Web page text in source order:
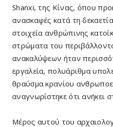
Shanxi, της Κίνας, όπου
ανασκαφές κατά τη
στοιχεία ανθρώπινης
στρώματα του
ανακαλύψεων ήταν
εργαλεία, πολυάριθμα
θραύσμα κρανίου
αναγνωρίστηκε ότι ανήκει
Μέρος αυτού του